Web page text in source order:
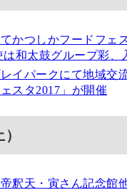
かつしかフードフェ
は和太鼓グループ彩、
イパークにて地域交
スタ2017」が開催
釈天・寅さん記念館